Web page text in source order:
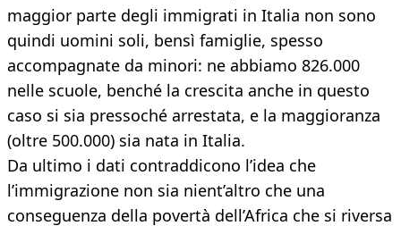
maggior parte degli immigrati in Italia non sono
quindi uomini soli, bensì famiglie, spesso
accompagnate da minori: ne abbiamo 826.000
nelle scuole, benché la crescita anche in questo
caso si sia pressoché arrestata, e la maggioranza
(oltre 500.000) sia nata in Italia.
Da ultimo i dati contraddicono l’idea che
l’immigrazione non sia nient’altro che una
conseguenza della povertà dell’Africa che si riversa